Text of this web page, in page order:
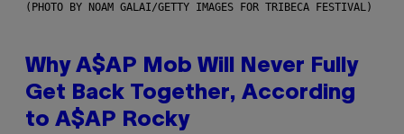
(PHOTO BY NOAM GALAI/GETTY IMAGES FOR TRIBECA FESTIVAL)
Why A$AP Mob Will Never Fully
Get Back Together, According
to A$AP Rocky